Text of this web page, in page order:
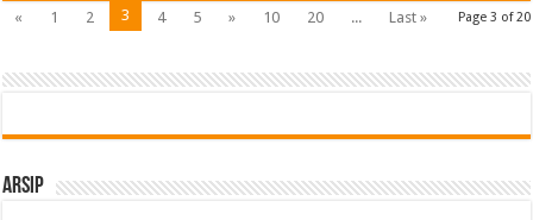
Page 3 of 20
« 1 2 3 4 5 » 10 20 ... Last »
Arsip